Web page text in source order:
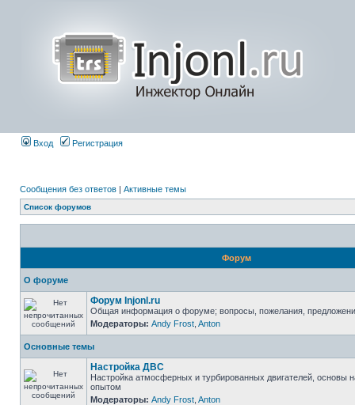
Вход Регистрация
Сообщения без ответов | Активные темы
Список форумов
Форум
О форуме
Форум Injonl.ru
Общая информация о форуме; вопросы, пожелания,
Модераторы: Andy Frost Anton
Основные темы
Настройка ДВС
Настройка атмосферных и турбированных двигателей, основы
опытом
Модераторы: Andy Frost Anton